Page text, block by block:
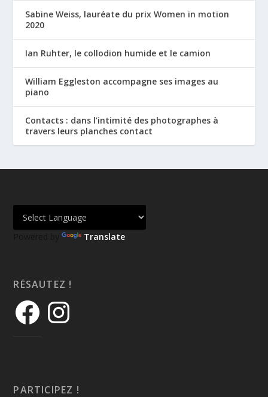
Sabine Weiss, lauréate du prix Women in motion
2020
Ian Ruhter, le collodion humide et le camion
William Eggleston accompagne ses images au
piano
Contacts : dans l’intimité des photographes à
travers leurs planches contact
Powered by Translate
RÉSAUTEZ !
PARTICIPEZ !